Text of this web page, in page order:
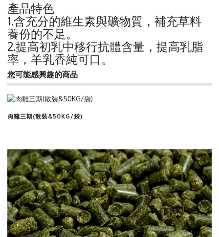
產品特色
1.含充分的維生素與礦物質，補充草料
養份的不足。
2.提高初乳中移行抗體含量，提高乳脂
率，羊乳香純可口。
您可能感興趣的商品
肉雞三期(散裝&50KG/袋)
查看商品